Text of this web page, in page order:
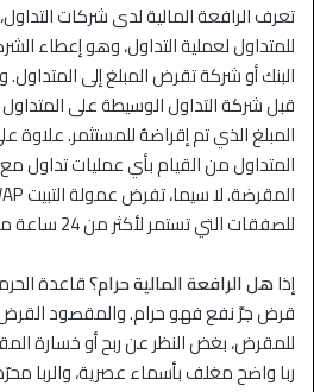
تعرف الرافعة المالية لدى شركات
للمتداول لعملية التداول، وهو إعطاء
البنك أو شركة تقرض المبلغ إلى
قبل شركة التداول الوسيطة على
المبلغ الذي تم إقراضهُ للمستثمر.
المتداول من القيام بأي عمليات تداول
للصفقات التي تستمر لأكثر من 24 ساعة مفتوحة.
إذاهل الرافعة المالية حرام؟قاعدة
قرض جرَّ نفع فهو حرام. والمقصود
للمقرض، بغض النظر عن ربح أو خسارة
ربا واضح مغلف بأسماء عصرية، والربا